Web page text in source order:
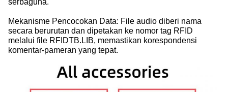
serbaguna.
Mekanisme Pencocokan Data: File audio diberi nama
secara berurutan dan dipetakan ke nomor tag RFID
melalui file RFIDTB.LIB, memastikan korespondensi
komentar-pameran yang tepat.